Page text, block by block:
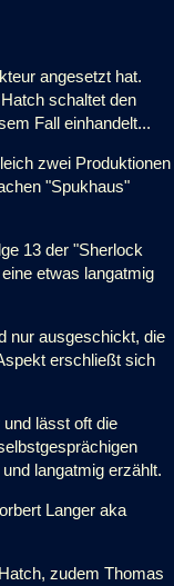
angesetzt hat.
schaltet den
Fall einhandelt...
zwei Produktionen
"Spukhaus"
13 der "Sherlock
etwas langatmig
nur ausgeschickt, die
erschließt sich
lässt oft die
langatmig erzählt.
Langer aka
zudem Thomas